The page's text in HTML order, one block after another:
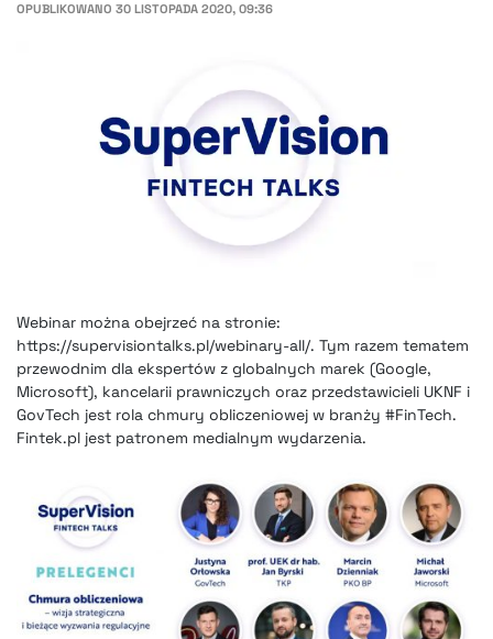
OPUBLIKOWANO 30 LISTOPADA 2020, 09:36
Webinar można obejrzeć na stronie:
https://supervisiontalks.pl/webinary-all/. Tym razem tematem
przewodnim dla ekspertów z globalnych marek (Google,
Microsoft), kancelarii prawniczych oraz przedstawicieli UKNF i
GovTech jest rola chmury obliczeniowej w branży #FinTech.
Fintek.pl jest patronem medialnym wydarzenia.